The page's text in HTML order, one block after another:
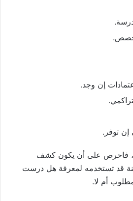
إن وجد.
توفر.
فاحرص على أن يكون كشف
قد تستخدمه لمعرفة هل درست
أم لا.